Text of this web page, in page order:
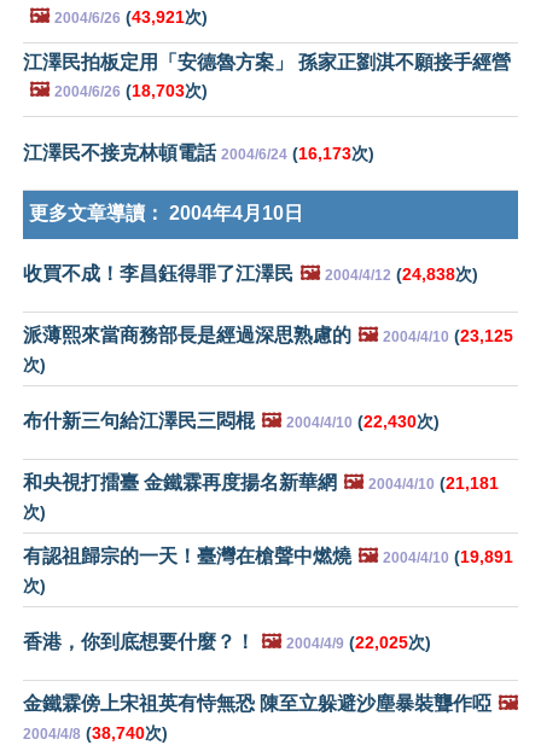
🖼️ 2004/6/26 (43,921次)
江澤民拍板定用「安德魯方案」 孫家正劉淇不願接手經營
🖼️ 2004/6/26 (18,703次)
江澤民不接克林頓電話 2004/6/24 (16,173次)
更多文章導讀： 2004年4月10日
收買不成！李昌鈺得罪了江澤民 🖼️ 2004/4/12 (24,838次)
派薄熙來當商務部長是經過深思熟慮的 🖼️ 2004/4/10 (23,125
次)
布什新三句給江澤民三悶棍 🖼️ 2004/4/10 (22,430次)
和央視打擂臺 金鐵霖再度揚名新華網 🖼️ 2004/4/10 (21,181
次)
有認祖歸宗的一天！臺灣在槍聲中燃燒 🖼️ 2004/4/10 (19,891
次)
香港，你到底想要什麼？！ 🖼️ 2004/4/9 (22,025次)
金鐵霖傍上宋祖英有恃無恐 陳至立躲避沙塵暴裝聾作啞 🖼️
2004/4/8 (38,740次)